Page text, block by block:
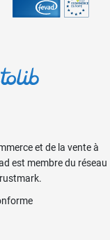
et de la vente à
est membre du réseau